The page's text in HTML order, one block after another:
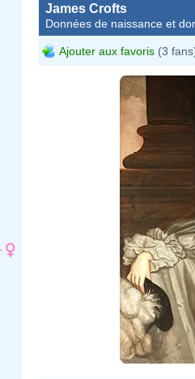
James Crofts
Données de naissance et
Ajouter aux favoris (3
anonymous